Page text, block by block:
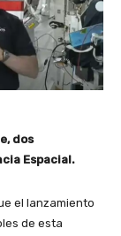
dos
Espacial.
el lanzamiento
de esta